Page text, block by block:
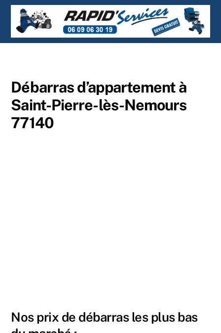
Skip
content
Débarras d’appartement à
Saint-Pierre-lès-Nemours
77140
Nos prix de débarras les plus bas